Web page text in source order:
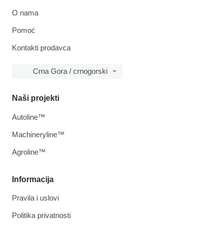
O nama
Pomoć
Kontakti prodavca
Crna Gora / crnogorski
Informacija
Pravila i uslovi
Politika privatnosti
Naši projekti
Autoline™
Machineryline™
Agroline™